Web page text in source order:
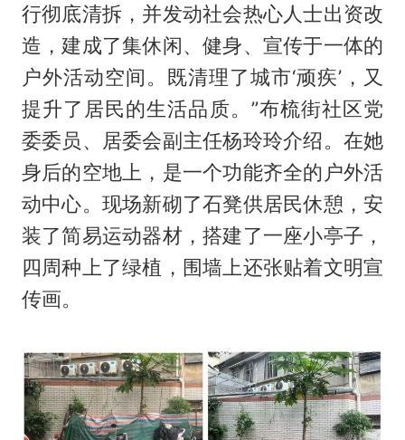
行彻底清拆，并发动社会热心人士出资改
造，建成了集休闲、健身、宣传于一体的
户外活动空间。既清理了城市‘顽疾’，又
提升了居民的生活品质。”布梳街社区党
委委员、居委会副主任杨玲玲介绍。在她
身后的空地上，是一个功能齐全的户外活
动中心。现场新砌了石凳供居民休憩，安
装了简易运动器材，搭建了一座小亭子，
四周种上了绿植，围墙上还张贴着文明宣
传画。